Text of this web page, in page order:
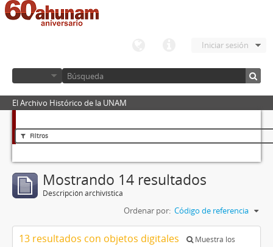
Iniciar sesión
El Archivo Histórico de la UNAM
Filtros
Mostrando 14 resultados
Descripción archivística
Ordenar por: Código de referencia
13 resultados con objetos digitales
Muestra los